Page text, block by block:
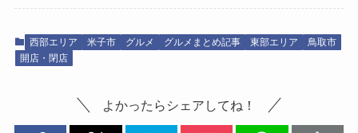
西部エリア 米子市 グルメ グルメまとめ記事 東部エリア
鳥取市
開店・閉店
よかったらシェアしてね！